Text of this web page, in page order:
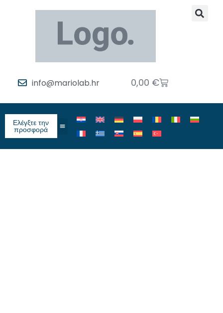
info@mariolab.hr 0,00 €
Ελέγξτε την
προσφορά